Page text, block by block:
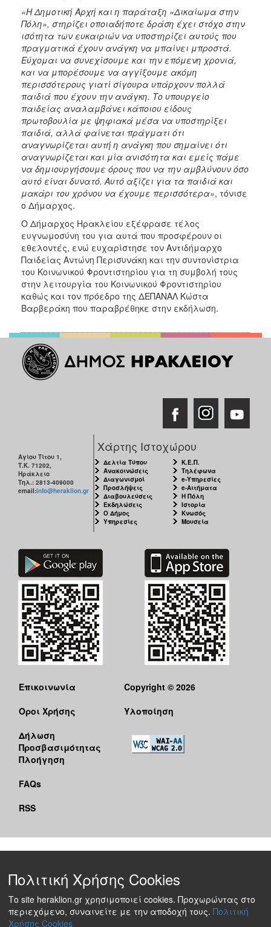
«Η Δημοτική Αρχή και η παράταξη «Δικαίωμα στην
Πόλη», στηρίζει οποιαδήποτε δράση έχει στόχο στην
ισότητα των ευκαιριών να υποστηρίζει αυτούς που
πραγματικά έχουν ανάγκη να μπαίνει μπροστά.
Εύχομαι να συνεχίσουμε και την επόμενη χρονιά,
και να μπορέσουμε να αγγίξουμε ακόμη
περισσότερους γιατί σίγουρα υπάρχουν πολλά
παιδιά που έχουν την ανάγκη. Το υπουργείο
παιδείας αναλαμβάνει κάποιου είδους
πρωτοβουλία με ψηφιακά μέσα να υποστηρίξει
παιδιά, αλλά φαίνεται πράγματι ότι
αναγνωρίζεται αυτή η ανάγκη που σημαίνει ότι
αναγνωρίζεται και μία ανισότητα και εμείς πάμε
να δημιουργήσουμε όρους που να την αμβλύνουν όσο
αυτό είναι δυνατό. Αυτό αξίζει για τα παιδιά και
μακάρι του χρόνου να έχουμε περισσότερα», τόνισε
ο Δήμαρχος.
Ο Δήμαρχος Ηρακλείου εξέφρασε τέλος
ευγνωμοσύνη του για αυτά που προσφέρουν οι
εθελοντές, ενώ ευχαρίστησε τον Αντιδήμαρχο
Παιδείας Αντώνη Περισυνάκη και την συντονίστρια
του Κοινωνικού Φροντιστηρίου για τη συμβολή τους
στην λειτουργία του Κοινωνικού Φροντιστηρίου
καθώς και τον πρόεδρο της ΔΕΠΑΝΑΛ Κώστα
Βαρβεράκη που παραβρέθηκε στην εκδήλωση.
Αγίου Τίτου 1,
Τ.Κ. 71202,
Ηράκλειο
Τηλ.: 2813-409000
email:info@heraklion.gr
Χάρτης Ιστοχώρου
Δελτία Τύπου
Ανακοινώσεις
Διαγωνισμοί
Προσλήψεις
Διαβουλεύσεις
Εκδηλώσεις
Ο Δήμος
Υπηρεσίες
Κ.Ε.Π.
Τηλέφωνα
e-Υπηρεσίες
e-Αιτήματα
Η Πόλη
Ιστορία
Κνωσός
Μουσεία
Επικοινωνία
Όροι Χρήσης
Δήλωση
Προσβασιμότητας
Πλοήγηση
FAQs
RSS
Copyright © 2026
Υλοποίηση
Πολιτική Χρήσης Cookies
Το site heraklion.gr χρησιμοποιεί cookies. Προχωρώντας στο
περιεχόμενο, συναινείτε με την αποδοχή τους. Πολιτική
Χρήσης Cookies